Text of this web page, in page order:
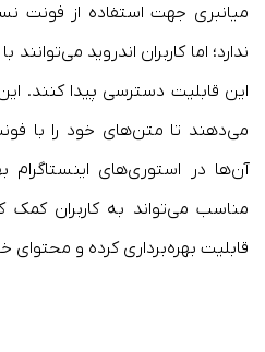
میانبری جهت استفاده از فونت
ندارد؛ اما کاربران اندروید
این قابلیت دسترسی پیدا کنند.
می‌دهند تا متن‌های خود را با
آن‌ها در استوری‌های اینستاگرام
مناسب می‌تواند به کاربران کمک
قابلیت بهره‌برداری کرده و محتوای